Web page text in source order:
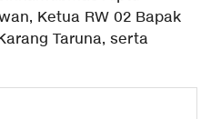
Ketua RW 02 Bapak
Taruna, serta